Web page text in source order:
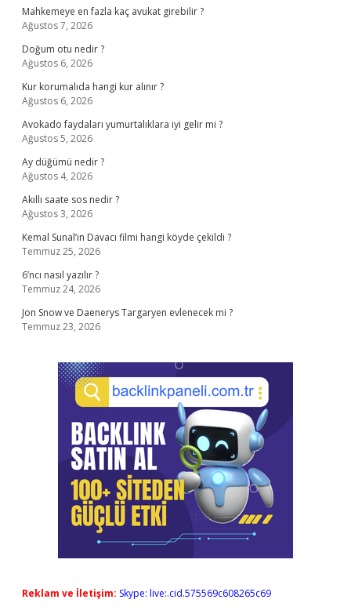
Mahkemeye en fazla kaç avukat girebilir ?
Ağustos 7, 2026
Doğum otu nedir ?
Ağustos 6, 2026
Kur korumalıda hangi kur alınır ?
Ağustos 6, 2026
Avokado faydaları yumurtalıklara iyi gelir mi ?
Ağustos 5, 2026
Ay düğümü nedir ?
Ağustos 4, 2026
Akıllı saate sos nedir ?
Ağustos 3, 2026
Kemal Sunal’ın Davacı filmi hangi köyde çekildi ?
Temmuz 25, 2026
6’ncı nasıl yazılır ?
Temmuz 24, 2026
Jon Snow ve Daenerys Targaryen evlenecek mi ?
Temmuz 23, 2026
Reklam ve İletişim: Skype: live:.cid.575569c608265c69